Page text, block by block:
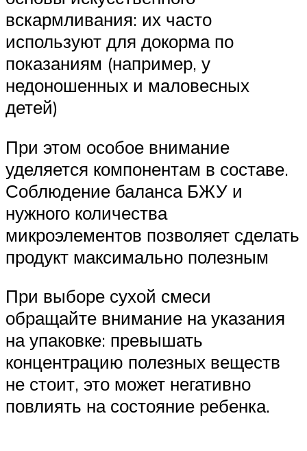
вскармливания: их часто
используют для докорма по
показаниям (например, у
недоношенных и маловесных
детей)
При этом особое внимание
уделяется компонентам в составе.
Соблюдение баланса БЖУ и
нужного количества
микроэлементов позволяет сделать
продукт максимально полезным
При выборе сухой смеси
обращайте внимание на указания
на упаковке: превышать
концентрацию полезных веществ
не стоит, это может негативно
повлиять на состояние ребенка.